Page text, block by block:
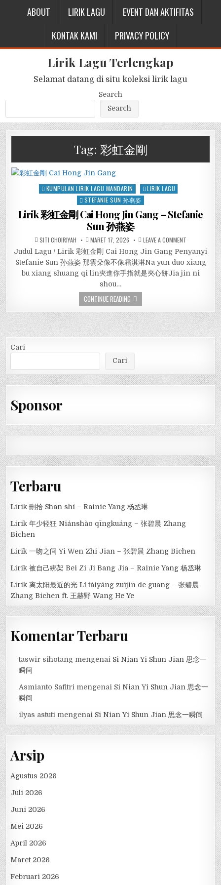
ABOUT LIRIK LAGU
EVENT DAN AKTIFITAS
KONTAK KAMI
PRIVACY POLICY
Lirik Lagu Terlengkap
Selamat datang di situ koleksi lirik lagu
Search
Search
Tag: 彩虹金剛
Posted
KUMPULAN LIRIK LAGU MANDARIN
LIRIK LAGU
STEFANIE SUN 孙燕姿
Lirik 彩虹金剛 Cai Hong Jin Gang – Stefanie
Sun 孙燕姿
SITI CHOIRIYAH MARET 17, 2026 LEAVE A COMMENT
Judul Lagu / Lirik 彩虹金剛 Cai Hong Jin Gang Penyanyi
Stefanie Sun 孙燕姿 那雲朵像不像霜淇淋Na yun duo xiang
bu xiang shuang qi lin夾進你手指就是夾心餅Jia jin ni
shou…
CONTINUE READING
Cari
Cari
Sponsor
Terbaru
Lirik 刪拾 Shān shí – Rainie Yang 杨丞琳
Lirik 年少轻狂 Niánshào qīngkuáng – 张碧晨 Zhang
Bichen
Lirik 一吻之间 Yi Wen Zhi Jian – 张碧晨 Zhang Bichen
Lirik 被自己綁架 Bei Zi Ji Bang Jia – Rainie Yang 杨丞琳
Lirik 离太阳最近的光 Lí tàiyáng zuìjìn de guāng – 张碧晨
Zhang Bichen ft. 王赫野 Wang He Ye
Komentar Terbaru
taswir sihotang mengenai Si Nian Yi Shun Jian 思念一
瞬间
Asmianto Safitri mengenai Si Nian Yi Shun Jian 思念一
瞬间
ilyas astuti mengenai Si Nian Yi Shun Jian 思念一瞬间
Arsip
Agustus 2026
Juli 2026
Juni 2026
Mei 2026
April 2026
Maret 2026
Februari 2026